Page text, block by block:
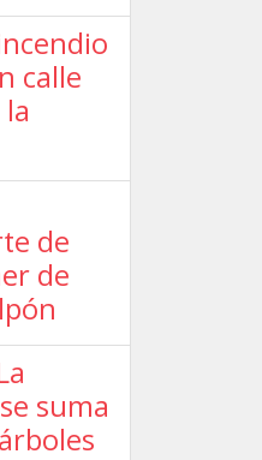
calle
de
de
suma